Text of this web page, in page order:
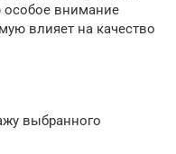
особое внимание
влияет на качество
выбранного